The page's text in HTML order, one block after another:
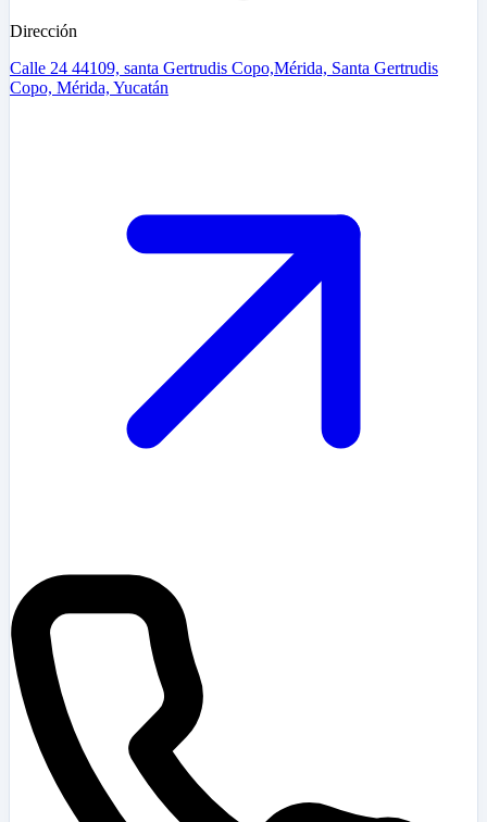
Dirección
Calle 24 44109, santa Gertrudis Copo,Mérida, Santa Gertrudis
Copo, Mérida, Yucatán